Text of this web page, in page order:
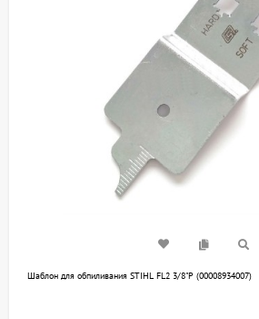
Шаблон для обпиливания STIHL FL2 3/8"P (00008934007)